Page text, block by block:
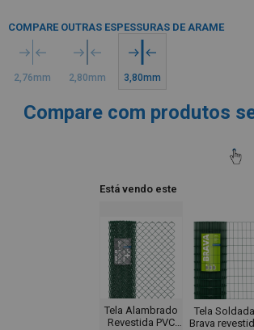
COMPARE OUTRAS ESPESSURAS DE ARAME
2,76mm 2,80mm 3,80mm
Compare com produtos
Está vendo este
Tela Alambrado
Revestida PVC
Tela Soldada
Brava revestida